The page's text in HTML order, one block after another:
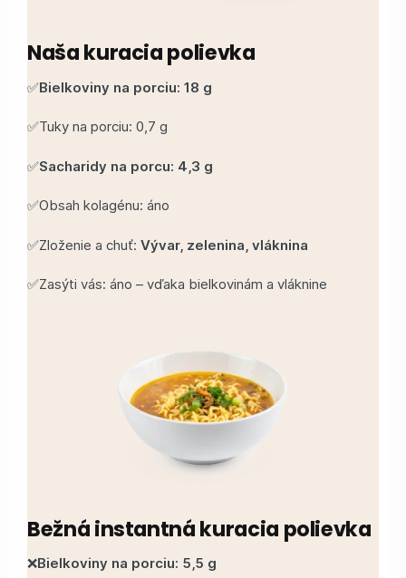
Naša kuracia polievka
✅Bielkoviny na porciu: 18 g
✅Tuky na porciu: 0,7 g
✅Sacharidy na porcu: 4,3 g
✅Obsah kolagénu: áno
✅Zloženie a chuť: Vývar, zelenina, vláknina
✅Zasýti vás: áno – vďaka bielkovinám a vláknine
Bežná instantná kuracia polievka
❌Bielkoviny na porciu: 5,5 g